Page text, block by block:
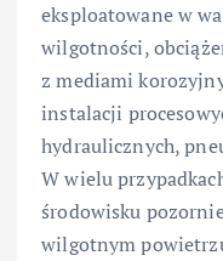
eksploatowane w
wilgotności,
z mediami
instalacji
hydraulicznych,
W wielu
środowisku
wilgotnym